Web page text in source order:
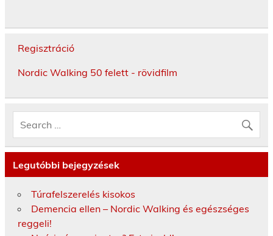
Regisztráció
Nordic Walking 50 felett - rövidfilm
Legutóbbi bejegyzések
Túrafelszerelés kisokos
Demencia ellen – Nordic Walking és egészséges
reggeli!